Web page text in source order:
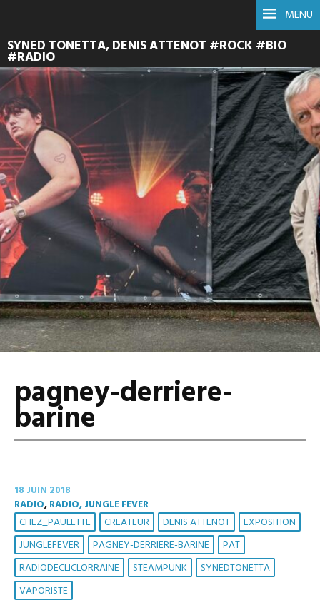
MENU
SYNED TONETTA, DENIS ATTENOT #ROCK #BIO
#RADIO
pagney-derriere-
barine
18 JUIN 2018
RADIO,RADIO, JUNGLE FEVER
CHEZ_PAULETTE CREATEUR DENIS ATTENOT
EXPOSITION
JUNGLEFEVER
PAGNEY-DERRIERE-BARINE
PAT
RADIODECLICLORRAINE
STEAMPUNK
SYNEDTONETTA
VAPORISTE